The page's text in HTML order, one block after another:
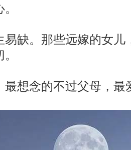
易缺。那些远嫁的女
最想念的不过父母，最